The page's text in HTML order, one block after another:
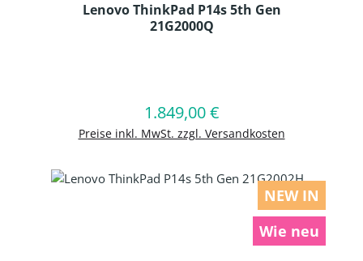
Lenovo ThinkPad P14s 5th Gen
21G2000Q
Regulärer Preis:
1.849,00 €
Preise inkl. MwSt. zzgl. Versandkosten
In den Warenkorb
NEW IN
Wie neu